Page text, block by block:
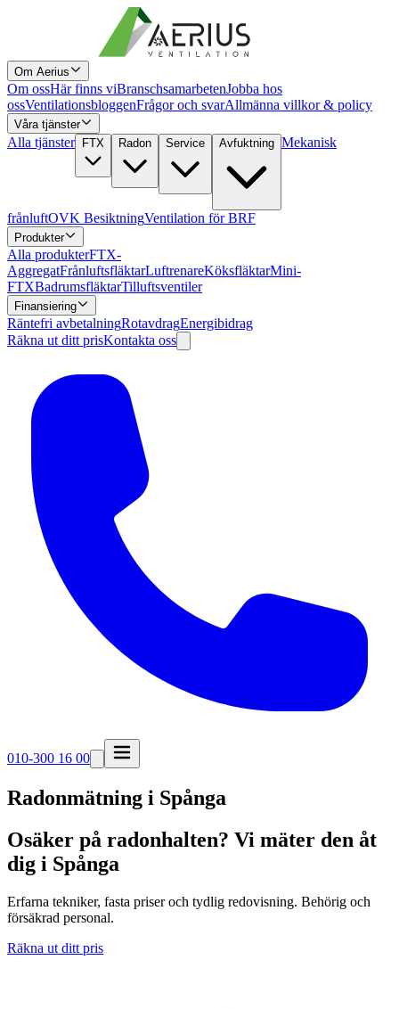
Om Aerius
Om ossHär finns viBranschsamarbetenJobba hos
ossVentilationsbloggenFrågor och svarAllmänna villkor & policy
Våra tjänster
Alla tjänster FTX Radon Service Avfuktning Mekanisk
frånluftOVK BesiktningVentilation för BRF
Produkter
Alla produkterFTX-
AggregatFrånluftsfläktarLuftrenareKöksfläktarMini-
FTXBadrumsfläktarTilluftsventiler
Finansiering
Räntefri avbetalningRotavdragEnergibidrag
Räkna ut ditt prisKontakta oss
010-300 16 00
Radonmätning i Spånga
Osäker på radonhalten? Vi mäter den åt
dig i Spånga
Erfarna tekniker, fasta priser och tydlig redovisning. Behörig och
försäkrad personal.
Räkna ut ditt pris